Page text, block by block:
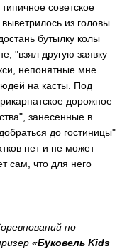
советское
из головы
бутылку колы
"взял другую заявку
непонятные мне
на касты. Под
дорожное
занесенные в
до гостиницы"
нет и не может
сам, что для него
по
«Буковель Kids